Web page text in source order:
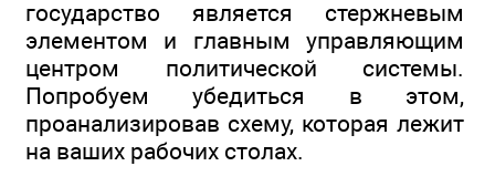
государство является стержневым
элементом и главным управляющим
центром политической системы.
Попробуем убедиться в этом,
проанализировав схему, которая лежит
на ваших рабочих столах.